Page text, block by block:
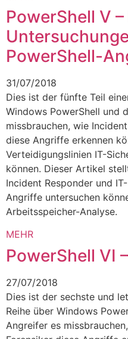
PowerShell V
PowerShell-
31/07/2018
Dies ist der fünfte Teil
Windows PowerShell und
missbrauchen, wie
diese Angriffe erkennen
Verteidigungslinien IT-
können. Dieser Artikel
Incident Responder und
Angriffe untersuchen
Arbeitsspeicher-Analyse.
MEHR
PowerShell VI
27/07/2018
Dies ist der sechste und
Reihe über Windows
Angreifer es